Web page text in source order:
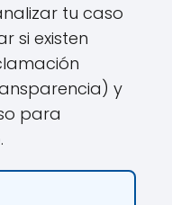
tu caso
si existen
y
para